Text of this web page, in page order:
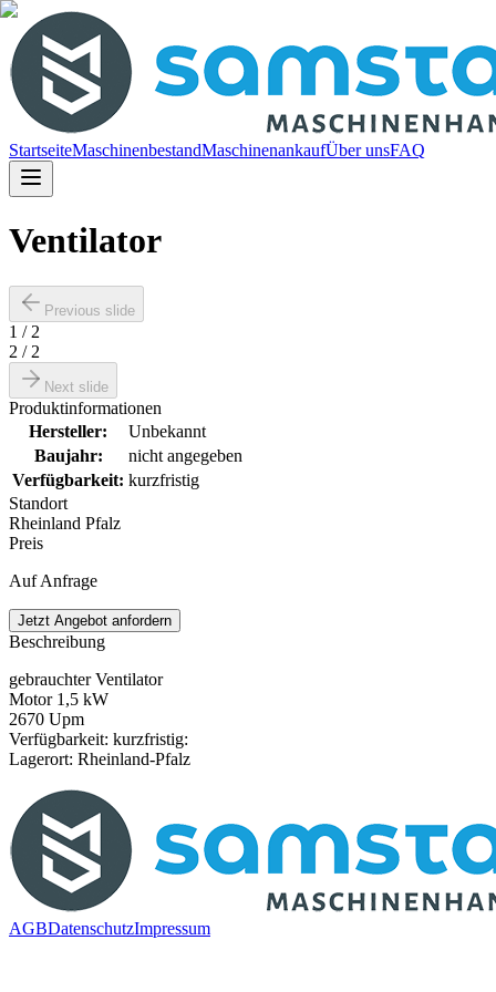
StartseiteMaschinenbestandMaschinenankaufÜber unsFAQ
Ventilator
Previous slide
1 / 2
2 / 2
Next slide
Produktinformationen
Hersteller:
Unbekannt
Baujahr:
nicht angegeben
Verfügbarkeit: kurzfristig
Standort
Rheinland Pfalz
Preis
Auf Anfrage
Jetzt Angebot anfordern
Beschreibung
gebrauchter Ventilator
Motor 1,5 kW
2670 Upm
Verfügbarkeit: kurzfristig:
Lagerort: Rheinland-Pfalz
AGBDatenschutzImpressum